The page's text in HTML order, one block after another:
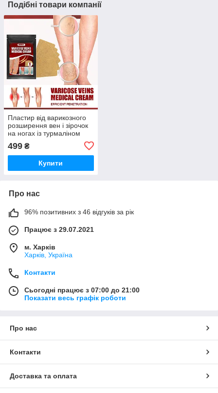
Подібні товари компанії
Пластир від варикозного
розширення вен і зірочок
на ногах із турмаліном
499 ₴
Купити
Про нас
96% позитивних з 46 відгуків за рік
Працює з 29.07.2021
м. Харків
Харків, Україна
Контакти
Сьогодні працює з 07:00 до 21:00
Показати весь графік роботи
Про нас
Контакти
Доставка та оплата